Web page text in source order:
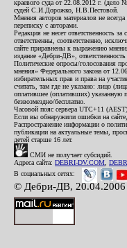
краевого суда от 22.08.2012 г. (дело
судей С.И.Дорожко, Н.В.Пестовой.
Мнения авторов материалов не
переписку с авторами.
Редакция не несет ответственность
ответственны, соответственно,
сайте приравнены к выражению
издание «Дебри-ДВ»,
Политические опросы/голосования
мнения» Федерального закона от
избирательных прав и права на
считать, там где не указано: лицо
оплатившее (оплативших) указанную
безвозмездно/бесплатно.
Часовой пояс сервера UTC+11
Если вы обнаружили ошибки на сайте,
Распространение информации о
публикации на актуальные темы,
детей старше 16 лет.
СМИ не получает субсидий.
Адреса сайта: DEBRI-DV.COM
В социальных сетях:
© Дебри-ДВ, 20.04.2006